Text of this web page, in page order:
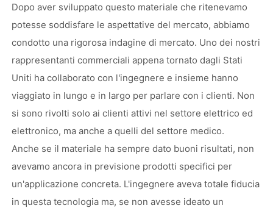
Dopo aver sviluppato questo materiale che ritenevamo
potesse soddisfare le aspettative del mercato, abbiamo
condotto una rigorosa indagine di mercato. Uno dei nostri
rappresentanti commerciali appena tornato dagli Stati
Uniti ha collaborato con l'ingegnere e insieme hanno
viaggiato in lungo e in largo per parlare con i clienti. Non
si sono rivolti solo ai clienti attivi nel settore elettrico ed
elettronico, ma anche a quelli del settore medico.
Anche se il materiale ha sempre dato buoni risultati, non
avevamo ancora in previsione prodotti specifici per
un'applicazione concreta. L'ingegnere aveva totale fiducia
in questa tecnologia ma, se non avesse ideato un